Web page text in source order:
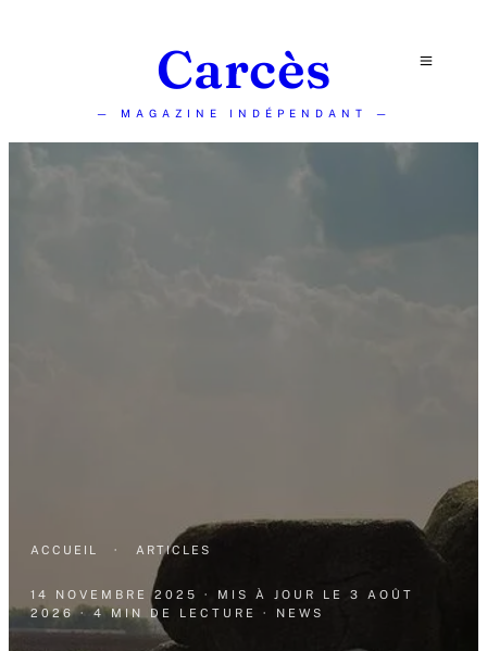
Carcès
— MAGAZINE INDÉPENDANT —
ACCUEIL · ARTICLES
14 NOVEMBRE 2025 · MIS À JOUR LE 3 AOÛT
2026 · 4 MIN DE LECTURE · NEWS